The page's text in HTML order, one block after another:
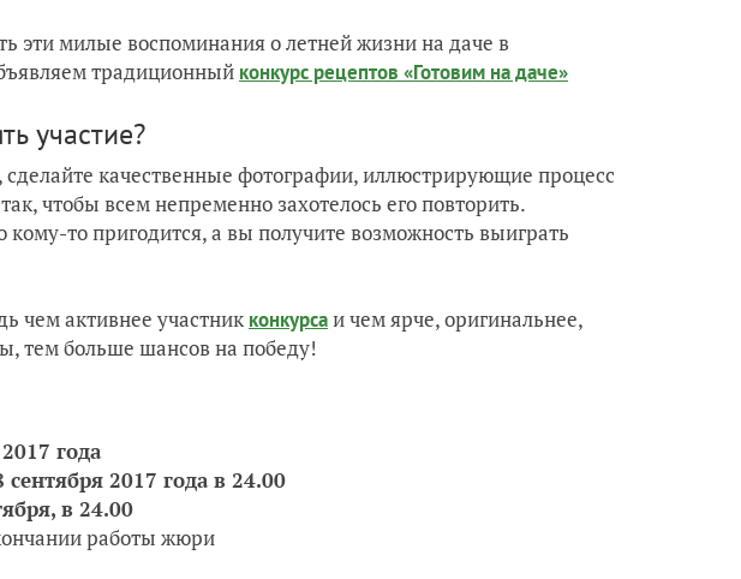
эти милые воспоминания о летней жизни на даче в
традиционный конкурс рецептов «Готовим на даче»
участие?
сделайте качественные фотографии, иллюстрирующие процесс
чтобы всем непременно захотелось его повторить.
то пригодится, а вы получите возможность выиграть
чем активнее участник конкурсаи чем ярче, оригинальнее,
тем больше шансов на победу!
года
сентября 2017 года в 24.00
в 24.00
работы жюри